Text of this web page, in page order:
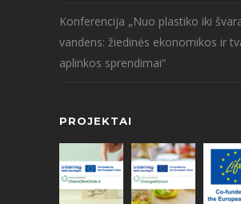
Konferencija „Nuo plastiko iki
vandens: žiedinės ekonomikos ir
aplinkos sprendimai“
PROJEKTAI